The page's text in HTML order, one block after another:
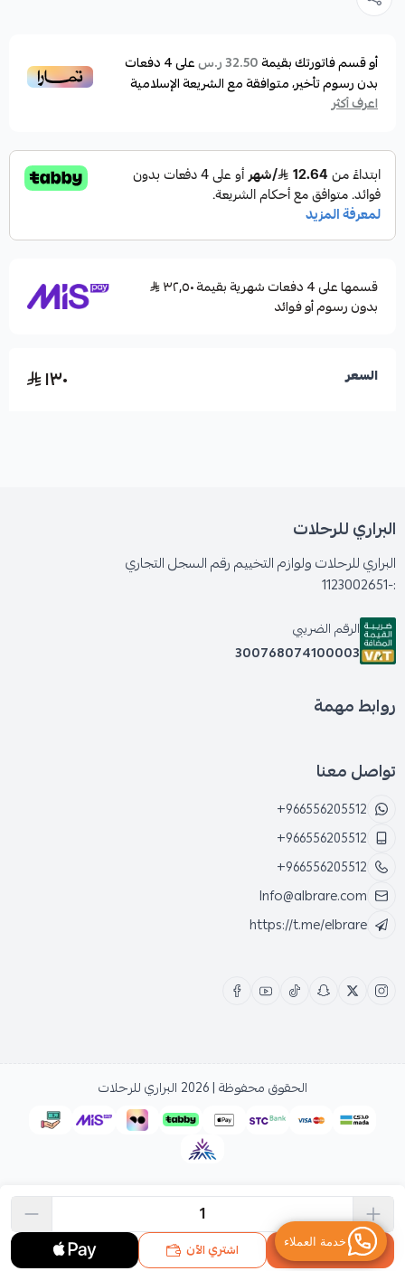
أو قسم فاتورتك بقيمة32.50 ر.س على4دفعات
بدون رسوم تأخير، متوافقة مع الشريعة الإسلامية
اعرف أكثر
قسمها على 4 دفعات شهرية بقيمة ٣٢٫٥٠
بدون رسوم أو فوائد
السعر ١٣٠
اشتري الآن
البراري للرحلات
البراري للرحلات ولوازم التخييم رقم السجل التجاري
:-1123002651
الرقم الضريبي
300768074100003
روابط مهمة
تواصل معنا
+966556205512
+966556205512
+966556205512
Info@albrare.com
https://t.me/elbrare
الحقوق محفوظة | 2026 البراري للرحلات